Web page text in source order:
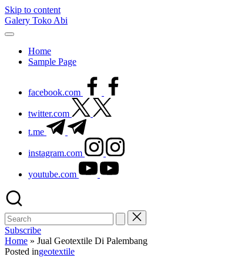
Skip to content
Galery Toko Abi
Home
Sample Page
facebook.com
twitter.com
t.me
instagram.com
youtube.com
Subscribe
Home » Jual Geotextile Di Palembang
Posted ingeotextile